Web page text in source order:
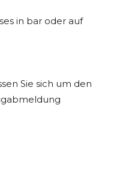
in bar oder auf
Sie sich um den